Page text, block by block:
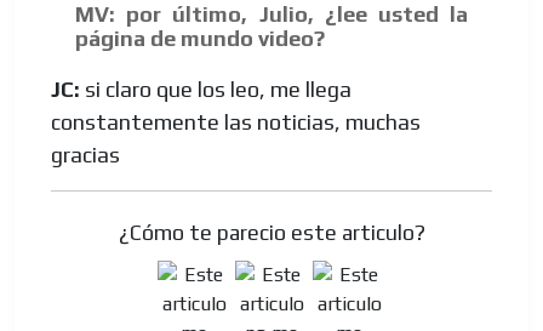
MV: por último, Julio, ¿lee usted la
página de mundo video?
JC: si claro que los leo, me llega
constantemente las noticias, muchas
gracias
¿Cómo te parecio este articulo?